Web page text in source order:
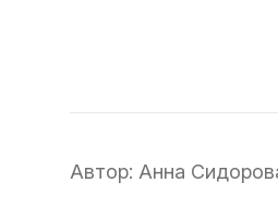
Автор: Анна